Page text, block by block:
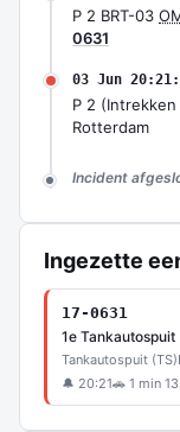
P 2 BRT-03
0631
03 Jun
P 2 (Intrekken
Rotterdam
Incident
Ingezette
17-0631
1e Tankautospuit
Tankautospuit (TS)
🔔 20:21🚗 1 min